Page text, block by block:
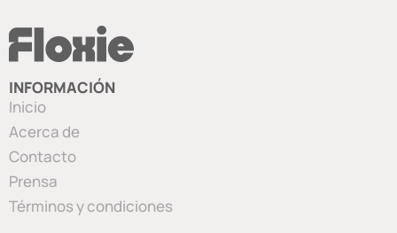
INFORMACIÓN
Inicio
Acerca de
Contacto
Prensa
Términos y condiciones